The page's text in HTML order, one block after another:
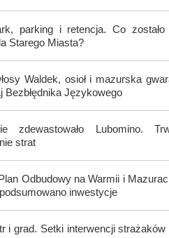
parking i retencja. Co
Starego Miasta?
Waldek, osioł i mazurska
Bezbłędnika Językowego
zdewastowało Lubomino.
strat
Odbudowy na Warmii i
inwestycje
i grad. Setki interwencji strażaków